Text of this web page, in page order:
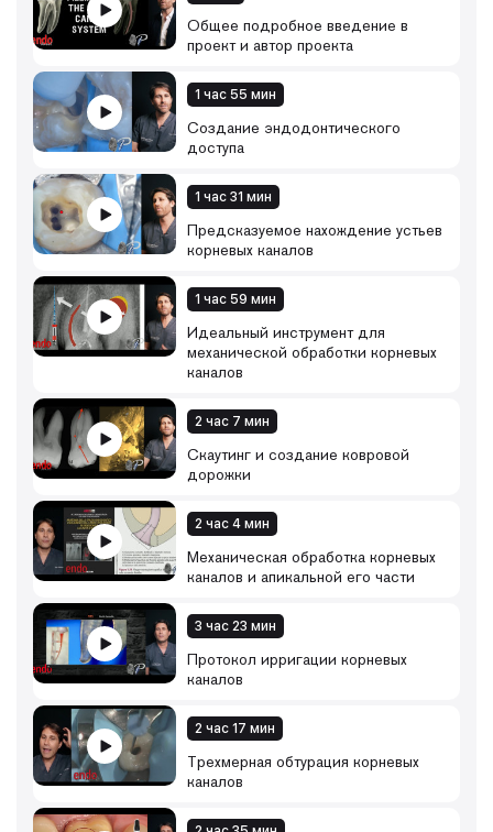
корневые каналы;
• как удалять пломбировочные материалы;
• как работать со сломанными инструментами;
• как проводить восстановление перфораций;
• ведение зубов с открытыми или резорбированными
корнями;
• восстановление эндодонтически пролеченных
зубов с использованием волоконных штифтов.
Общее подробное введение в
проект и автор проекта
1 час 55 мин
Создание эндодонтического
доступа
1 час 31 мин
Предсказуемое нахождение устьев
корневых каналов
1 час 59 мин
Идеальный инструмент для
механической обработки корневых
каналов
2 час 7 мин
Скаутинг и создание ковровой
дорожки
2 час 4 мин
Механическая обработка корневых
каналов и апикальной его части
3 час 23 мин
Протокол ирригации корневых
каналов
2 час 17 мин
Трехмерная обтурация корневых
каналов